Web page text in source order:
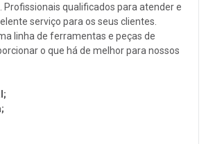
. Profissionais qualificados para atender e
serviço para os seus clientes.
linha de ferramentas e peças de
o que há de melhor para nossos